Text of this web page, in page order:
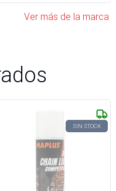
Ver más de la marca
SIN STOCK